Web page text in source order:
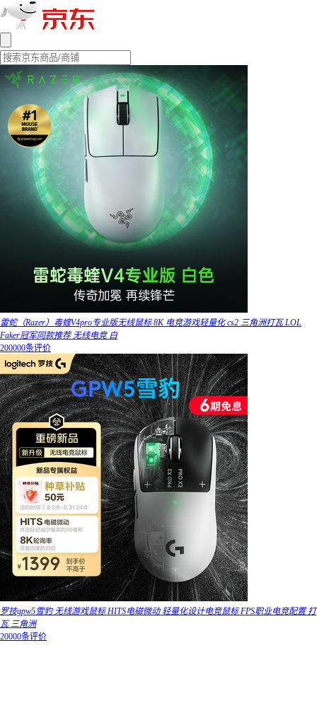
雷蛇（Razer）毒蝰V4pro专业版无线鼠标 8K 电竞游戏轻量化 cs2 三角洲打瓦 LOL
Faker冠军同款推荐 无线电竞 白
200000条评价
罗技gpw5雪豹 无线游戏鼠标 HITS电磁微动 轻量化设计电竞鼠标 FPS职业电竞配置 打
瓦 三角洲
20000条评价